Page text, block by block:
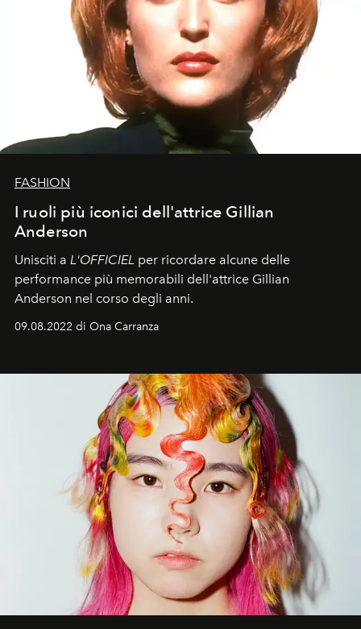
FASHION
I ruoli più iconici dell'attrice Gillian
Anderson
Unisciti a L'OFFICIEL per ricordare alcune delle
performance più memorabili dell'attrice Gillian
Anderson nel corso degli anni.
09.08.2022 di Ona Carranza